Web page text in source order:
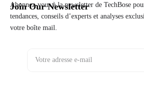
Join Our Newsletter
Abonnez-vous à la newsletter de TechBose
tendances, conseils d’experts et analyses
votre boîte mail.